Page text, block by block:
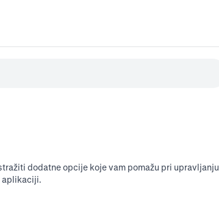
dodatne opcije koje vam pomažu pri upravljanju
aplikaciji.